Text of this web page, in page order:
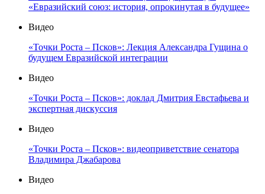
«Евразийский союз: история, опрокинутая в будущее»
Видео
«Точки Роста – Псков»: Лекция Александра Гущина о
будущем Евразийской интеграции
Видео
«Точки Роста – Псков»: доклад Дмитрия Евстафьева и
экспертная дискуссия
Видео
«Точки Роста – Псков»: видеоприветствие сенатора
Владимира Джабарова
Видео